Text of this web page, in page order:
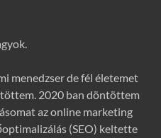
menedzser de fél életemet
2020 ban döntöttem
az online marketing
(SEO) keltette